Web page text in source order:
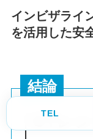
インビザライ
を活用した安
結論
CTレ
TEL